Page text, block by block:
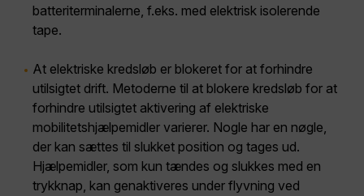
batteriterminalerne, f.eks. med elektrisk isolerende
tape.
At elektriske kredsløb er blokeret for at forhindre
utilsigtet drift. Metoderne til at blokere kredsløb for at
forhindre utilsigtet aktivering af elektriske
mobilitetshjælpemidler varierer. Nogle har en nøgle,
der kan sættes til slukket position og tages ud.
Hjælpemidler, som kun tændes og slukkes med en
trykknap, kan genaktiveres under flyvning ved